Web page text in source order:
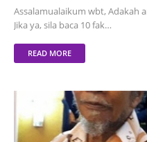
Assalamualaikum wbt, Adakah
Jika ya, sila baca 10 fak…
READ MORE